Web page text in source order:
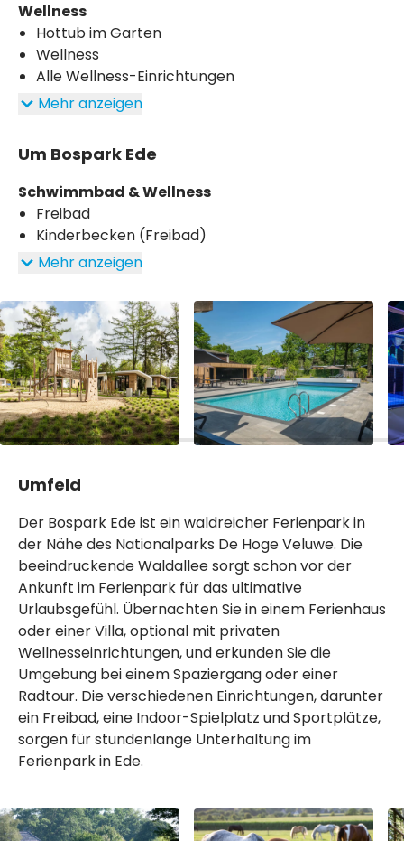
Wellness
Hottub im Garten
Wellness
Alle Wellness-Einrichtungen
Mehr anzeigen
Um Bospark Ede
Schwimmbad & Wellness
Freibad
Kinderbecken (Freibad)
Mehr anzeigen
Umfeld
Der Bospark Ede ist ein waldreicher Ferienpark in
der Nähe des Nationalparks De Hoge Veluwe. Die
beeindruckende Waldallee sorgt schon vor der
Ankunft im Ferienpark für das ultimative
Urlaubsgefühl. Übernachten Sie in einem Ferienhaus
oder einer Villa, optional mit privaten
Wellnesseinrichtungen, und erkunden Sie die
Umgebung bei einem Spaziergang oder einer
Radtour. Die verschiedenen Einrichtungen, darunter
ein Freibad, eine Indoor-Spielplatz und Sportplätze,
sorgen für stundenlange Unterhaltung im
Ferienpark in Ede.